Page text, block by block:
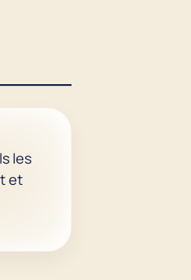
les
et